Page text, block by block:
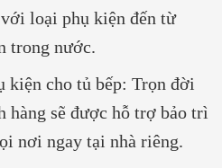
loại phụ kiện đến từ
trong nước.
kiện cho tủ bếp: Trọn đời
hàng sẽ được hỗ trợ bảo trì
nơi ngay tại nhà riêng.